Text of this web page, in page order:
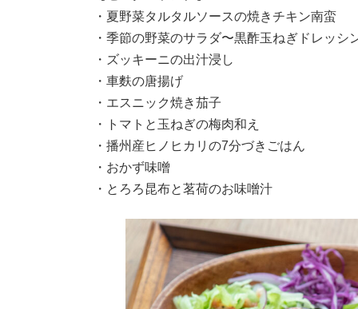
・夏野菜タルタルソースの焼きチキン南蛮
・季節の野菜のサラダ〜黒酢玉ねぎドレッシ
・ズッキーニの出汁浸し
・車麩の唐揚げ
・エスニック焼き茄子
・トマトと玉ねぎの梅肉和え
・播州産ヒノヒカリの7分づきごはん
・おかず味噌
・とろろ昆布と茗荷のお味噌汁